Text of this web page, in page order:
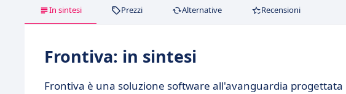
In sintesi Prezzi Alternative Recensioni
Frontiva: in sintesi
Frontiva è una soluzione software all'avanguardia